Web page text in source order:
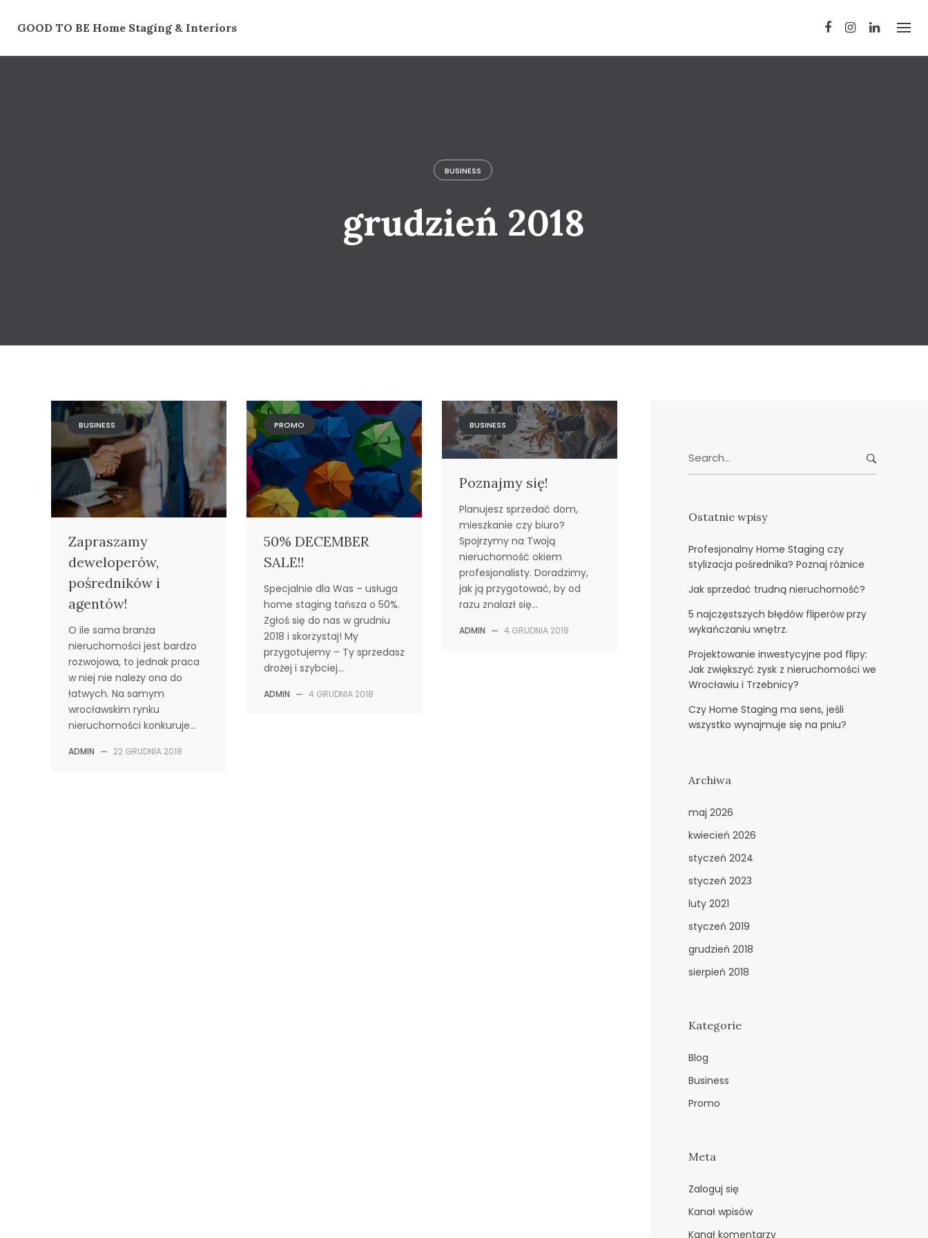
content
GOOD TO BE Home Staging & Interiors
BUSINESS
grudzień 2018
BUSINESS
Zapraszamy
deweloperów,
pośredników i
agentów!
O ile sama branża
nieruchomości jest bardzo
rozwojowa, to jednak praca
w niej nie należy ona do
łatwych. Na samym
wrocławskim rynku
nieruchomości konkuruje…
ADMIN — 22 GRUDNIA 2018
PROMO
50% DECEMBER
SALE!!
Specjalnie dla Was – usługa
home staging tańsza o 50%.
Zgłoś się do nas w grudniu
2018 i skorzystaj! My
przygotujemy – Ty sprzedasz
drożej i szybciej…
ADMIN — 4 GRUDNIA 2018
BUSINESS
Poznajmy się!
Planujesz sprzedać dom,
mieszkanie czy biuro?
Spojrzymy na Twoją
nieruchomość okiem
profesjonalisty. Doradzimy,
jak ją przygotować, by od
razu znalazł się…
ADMIN — 4 GRUDNIA 2018
for:
Ostatnie wpisy
Profesjonalny Home Staging czy
stylizacja pośrednika? Poznaj różnice
Jak sprzedać trudną nieruchomość?
5 najczęstszych błędów fliperów przy
wykańczaniu wnętrz.
Projektowanie inwestycyjne pod flipy:
Jak zwiększyć zysk z nieruchomości we
Wrocławiu i Trzebnicy?
Czy Home Staging ma sens, jeśli
wszystko wynajmuje się na pniu?
Archiwa
maj 2026
kwiecień 2026
styczeń 2024
styczeń 2023
luty 2021
styczeń 2019
grudzień 2018
sierpień 2018
Kategorie
Blog
Business
Promo
Meta
Zaloguj się
Kanał wpisów
Kanał komentarzy